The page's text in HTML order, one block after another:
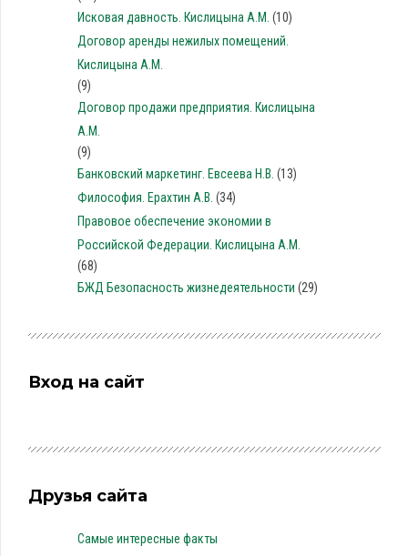
Исковая давность. Кислицына А.М. (10)
Договор аренды нежилых помещений.
Кислицына А.М.
(9)
Договор продажи предприятия. Кислицына
А.М.
(9)
Банковский маркетинг. Евсеева Н.В. (13)
Философия. Ерахтин А.В. (34)
Правовое обеспечение экономии в
Российской Федерации. Кислицына А.М.
(68)
БЖД Безопасность жизнедеятельности (29)
Вход на сайт
Друзья сайта
Самые интересные факты